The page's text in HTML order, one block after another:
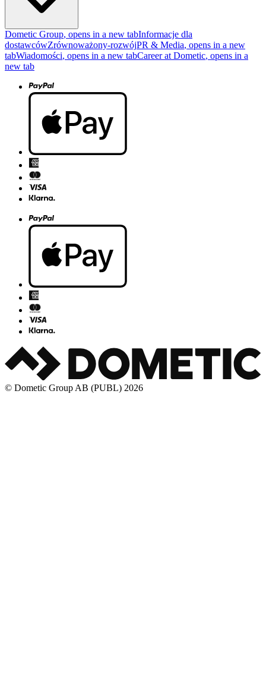
Dometic Group, opens in a new tabInformacje dla
dostawcówZrównoważony-rozwójPR & Media, opens in a new
tabWiadomości, opens in a new tabCareer at Dometic, opens in a
new tab
© Dometic Group AB (PUBL) 2026